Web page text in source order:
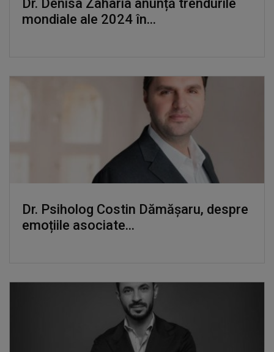
Dr. Denisa Zaharia anunță trendurile
mondiale ale 2024 în...
Dr. Psiholog Costin Dămășaru, despre
emoțiile asociate...